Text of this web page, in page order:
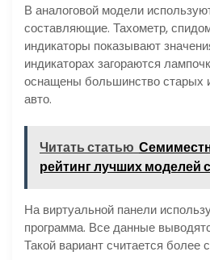
В аналоговой модели
составляющие. Тахометр,
индикаторы показывают
индикаторах загораются
оснащены большинство
авто.
Читать статью
рейтинг лучших моделей
На виртуальной панели
программа. Все данные
Такой вариант считается более